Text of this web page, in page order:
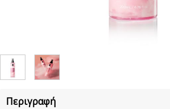
Περιγραφή